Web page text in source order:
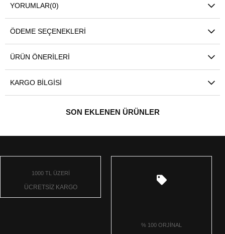
YORUMLAR(0)
ÖDEME SEÇENEKLERI
ÜRÜN ÖNERILERI
KARGO BILGISI
SON EKLENEN ÜRÜNLER
1000 TL ÜZERİ
ÜCRETSİZ KARGO
% 100 ORJİNAL